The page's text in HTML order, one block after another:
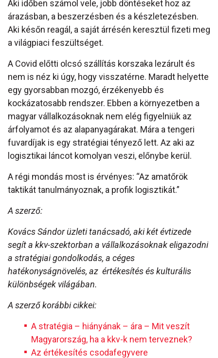
Aki időben számol vele, jobb döntéseket hoz az
árazásban, a beszerzésben és a készletezésben.
Aki későn reagál, a saját árrésén keresztül fizeti meg
a világpiaci feszültséget.
A Covid előtti olcsó szállítás korszaka lezárult és
nem is néz ki úgy, hogy visszatérne. Maradt helyette
egy gyorsabban mozgó, érzékenyebb és
kockázatosabb rendszer. Ebben a környezetben a
magyar vállalkozásoknak nem elég figyelniük az
árfolyamot és az alapanyagárakat. Mára a tengeri
fuvardíjak is egy stratégiai tényező lett. Az aki az
logisztikai láncot komolyan veszi, előnybe kerül.
A régi mondás most is érvényes: “Az amatőrök
taktikát tanulmányoznak, a profik logisztikát.”
A szerző:
Kovács Sándor üzleti tanácsadó, aki két évtizede
segít a kkv-szektorban a vállalkozásoknak eligazodni
a stratégiai gondolkodás, a céges
hatékonyságnövelés, az értékesítés és kulturális
különbségek világában.
A szerző korábbi cikkei:
A stratégia – hiányának – ára – Mit veszít
Magyarország, ha a kkv-k nem terveznek?
Az értékesítés csodafegyvere